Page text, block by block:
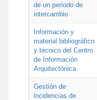
de un periodo de
intercambio
Información y
material bibliográfico
y técnico del Centro
de Información
Arquitectónica
Gestión de
incidencias de